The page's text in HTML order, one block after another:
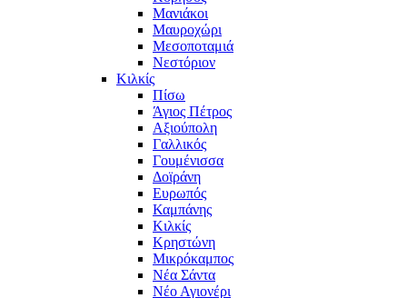
Μανιάκοι
Μαυροχώρι
Μεσοποταμιά
Νεστόριον
Κιλκίς
Πίσω
Άγιος Πέτρος
Αξιούπολη
Γαλλικός
Γουμένισσα
Δοϊράνη
Ευρωπός
Καμπάνης
Κιλκίς
Κρηστώνη
Μικρόκαμπος
Νέα Σάντα
Νέο Αγιονέρι